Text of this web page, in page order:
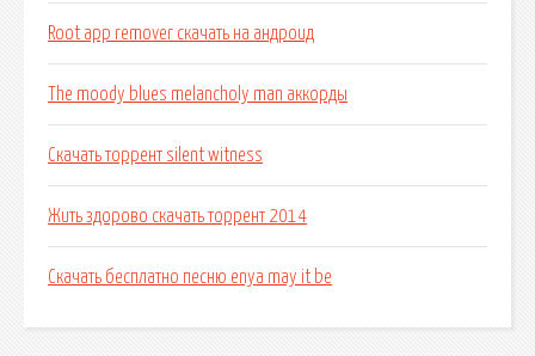
Root app remover скачать на андроид
The moody blues melancholy man аккорды
Скачать торрент silent witness
Жить здорово скачать торрент 2014
Скачать бесплатно песню enya may it be